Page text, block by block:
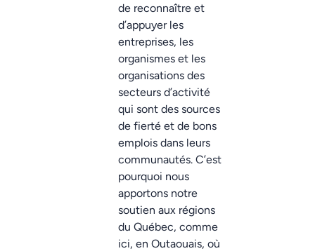
de reconnaître et
d’appuyer les
entreprises, les
organismes et les
organisations des
secteurs d’activité
qui sont des sources
de fierté et de bons
emplois dans leurs
communautés. C’est
pourquoi nous
apportons notre
soutien aux régions
du Québec, comme
ici, en Outaouais, où